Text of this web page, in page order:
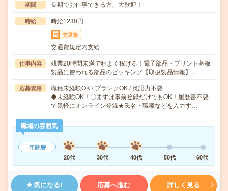
期間 長期でお仕事できる方、大歓迎！
時給 時給1230円
交通費
交通費規定内支給
仕事内容
残業20時間未満で程よく稼げる！電子部品・プリント基板
製品に使われる部品のピッキング【取扱製品情報】…
応募資格
職種未経験OK / ブランクOK / 英語力不要
◆未経験OK！〇まずは事前登録だけでもOK！履歴書不要
で気軽にオンライン登録★氏名・職種などを入力す…
職場の雰囲気
年齢層
20代
30代 40代 50代 60代
気になる! 応募へ進む 詳しく見る